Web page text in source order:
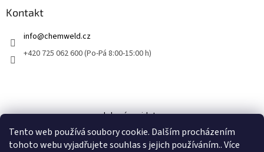
Tento web používá soubory cookie. Dalším procházením
tohoto webu vyjadřujete souhlas s jejich používáním.. Více
Kontakt
info@chemweld.cz
+420 725 062 600 (Po-Pá 8:00-15:00 h)
kde nás najdete